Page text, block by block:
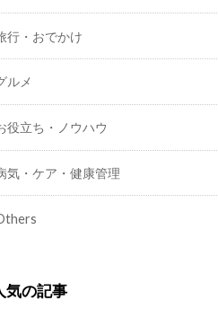
行・おでかけ
ルメ
役立ち・ノウハウ
気・ケア・健康管理
気の記事